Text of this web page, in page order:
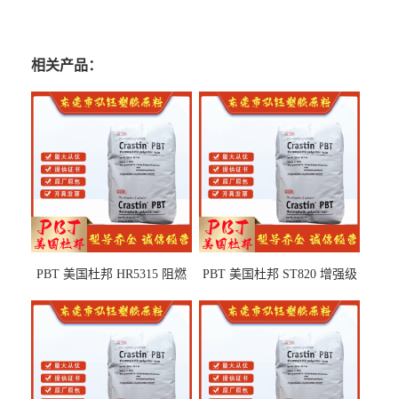
相关产品：
PBT 美国杜邦 HR5315 阻燃
部件
PBT 美国杜邦 ST820 增强级